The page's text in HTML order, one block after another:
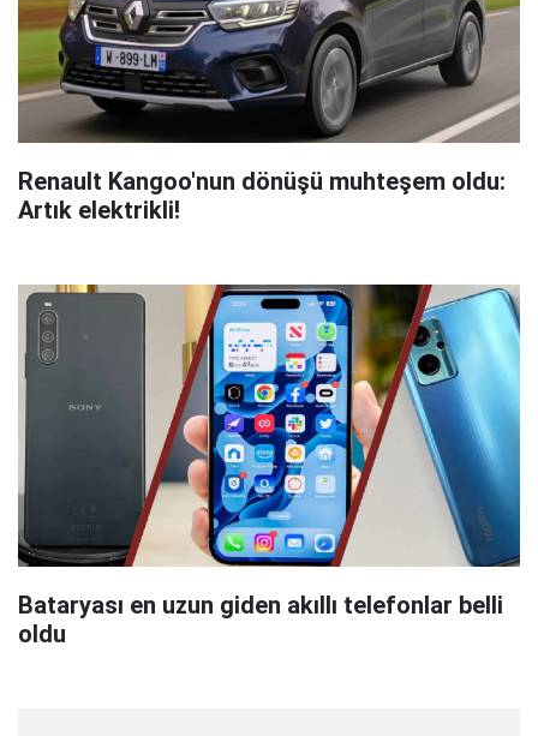
Renault Kangoo'nun dönüşü muhteşem oldu:
Artık elektrikli!
Bataryası en uzun giden akıllı telefonlar belli
oldu